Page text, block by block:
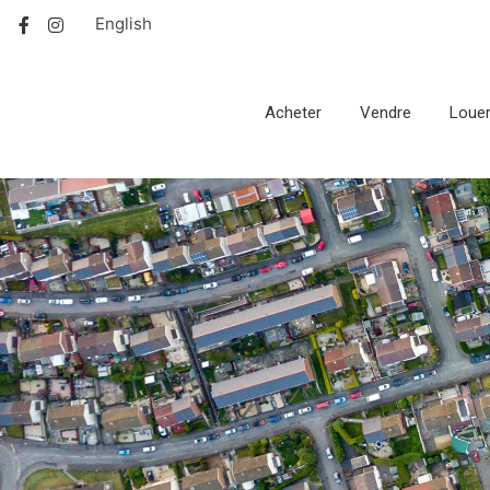
English
Acheter Vendre Louer